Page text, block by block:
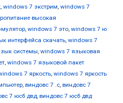
, windows 7 экстрим, windows 7
высокая
, windows 7 это, windows 7 ю
интерфейса скачать, windows 7
системы, windows 7 языковая
, windows 7 языковой пакет
7 яркость, windows 7 яркость
, виндовс 7 .с, виндовс 7
7 юсб двд, виндовс 7 юсб двд